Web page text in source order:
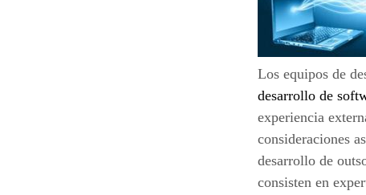
Los equipos de
desarrollo de
experiencia
consideraciones
desarrollo de
consisten en